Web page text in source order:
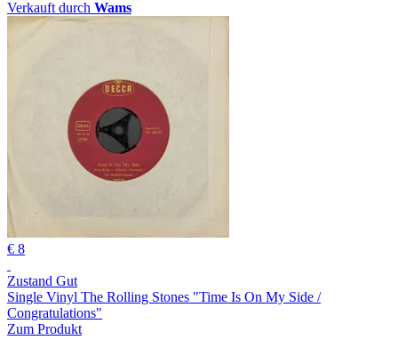
Verkauft durch Wams
€ 8
Zustand Gut
Single Vinyl The Rolling Stones "Time Is On My Side /
Congratulations"
Zum Produkt